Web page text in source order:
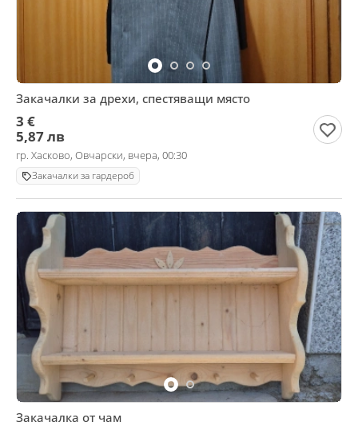
Закачалки за дрехи, спестяващи място
3 €
5,87 лв
гр. Хасково, Овчарски, вчера, 00:30
Закачалки за гардероб
Закачалка от чам